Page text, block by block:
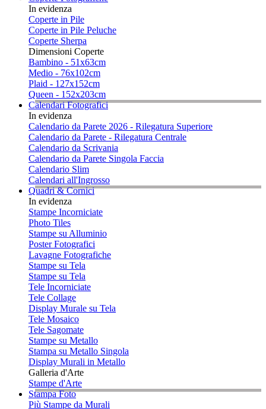
In evidenza
Coperte in Pile
Coperte in Pile Peluche
Coperte Sherpa
Dimensioni Coperte
Bambino - 51x63cm
Medio - 76x102cm
Plaid - 127x152cm
Queen - 152x203cm
Calendari Fotografici
In evidenza
Calendario da Parete 2026 - Rilegatura Superiore
Calendario da Parete - Rilegatura Centrale
Calendario da Scrivania
Calendario da Parete Singola Faccia
Calendario Slim
Calendari all'Ingrosso
Quadri & Cornici
In evidenza
Stampe Incorniciate
Photo Tiles
Stampe su Alluminio
Poster Fotografici
Lavagne Fotografiche
Stampe su Tela
Stampe su Tela
Tele Incorniciate
Tele Collage
Display Murale su Tela
Tele Mosaico
Tele Sagomate
Stampe su Metallo
Stampa su Metallo Singola
Display Murali in Metallo
Galleria d'Arte
Stampe d'Arte
Stampa Foto
Più Stampe da Murali